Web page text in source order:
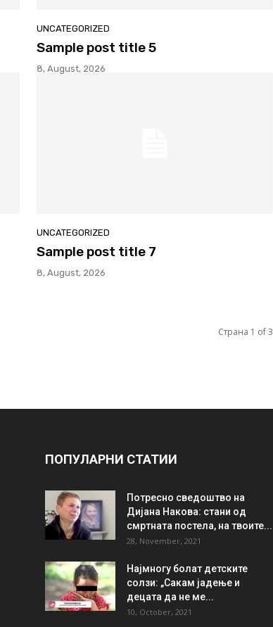
UNCATEGORIZED
Sample post title 5
8, August, 2026
UNCATEGORIZED
Sample post title 7
8, August, 2026
Страна 1 of 3
ПОПУЛАРНИ СТАТИИ
Потресно сведоштво на
Дијана Накова: стани од
смртната постела, на твоите...
28, November, 2021
Најмногу болат детските
солзи: „Сакам јадење и
децата да не ме...
10, October, 2021